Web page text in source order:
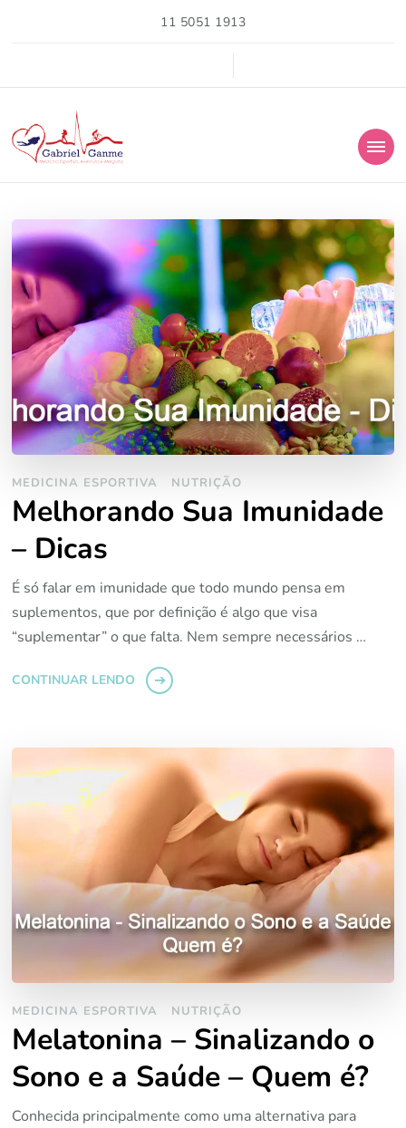
11 5051 1913
medicina esportiva
MEDICINA ESPORTIVA NUTRIÇÃO
Melhorando Sua Imunidade
– Dicas
É só falar em imunidade que todo mundo pensa em
suplementos, que por definição é algo que visa
“suplementar” o que falta. Nem sempre necessários …
CONTINUAR LENDO
MEDICINA ESPORTIVA NUTRIÇÃO
Melatonina – Sinalizando o
Sono e a Saúde – Quem é?
Conhecida principalmente como uma alternativa para